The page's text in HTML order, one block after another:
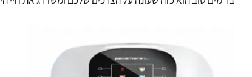
מים מוגזים בבית לאוהבי הסודה - בלי לסחוב בקבוקים, בלי
טוב הוא כזה שעונה על הצרכים שלכם ומשדרג את חיי היומיום